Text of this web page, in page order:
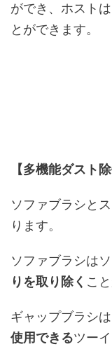
ができ、ホスト
とができます。
【多機能ダスト除
ソファブラシと
ります。
ソファブラシは
り を取り除く こ
ギャップブラシは
使用できるツー